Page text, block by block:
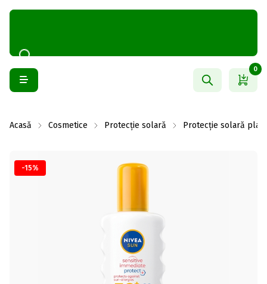
0
Acasă Cosmetice Protecție solară Protecție solară plajă
-15%